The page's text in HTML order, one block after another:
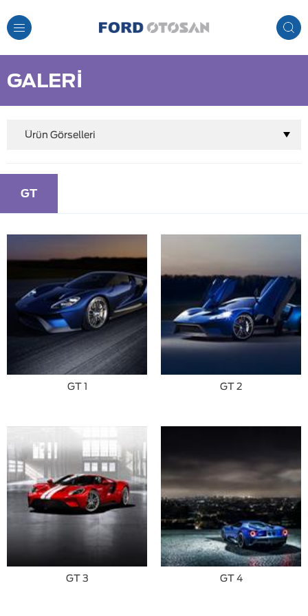
Toggle
Navigation
GALERİ
Ürün Görselleri
GT
GT 1 GT 2
GT 3 GT 4